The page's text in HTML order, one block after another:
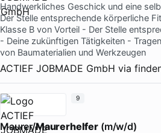
Handwerkliches Geschick und eine
Der Stelle entsprechende körperliche
Klasse B von Vorteil - Der Stelle
- Deine zukünftigen Tätigkeiten -
von Baumaterialien und Werkzeugen
ACTIEF JOBMADE GmbH via
Maurer/Maurerhelfer(m/w/d)
9